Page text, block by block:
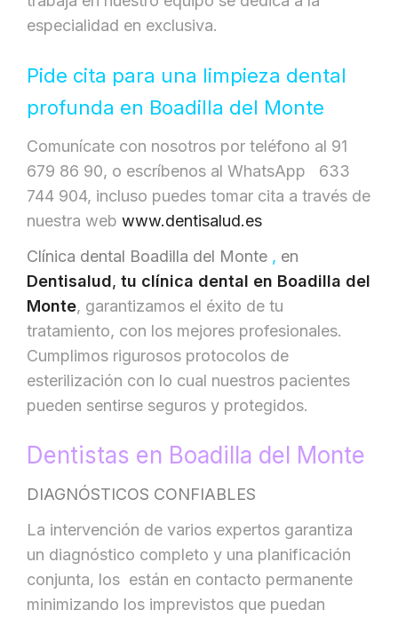
especialidad en exclusiva.
Pide cita para una limpieza dental
profunda en Boadilla del Monte
Comunícate con nosotros por teléfono al 91
679 86 90, o escríbenos al WhatsApp 633
744 904, incluso puedes tomar cita a través de
nuestra web www.dentisalud.es
Clínica dental Boadilla del Monte , en
Dentisalud, tu clínica dental en Boadilla del
Monte, garantizamos el éxito de tu
tratamiento, con los mejores profesionales.
Cumplimos rigurosos protocolos de
esterilización con lo cual nuestros pacientes
pueden sentirse seguros y protegidos.
Dentistas en Boadilla del Monte
DIAGNÓSTICOS CONFIABLES
La intervención de varios expertos garantiza
un diagnóstico completo y una planificación
conjunta, los están en contacto permanente
minimizando los imprevistos que puedan